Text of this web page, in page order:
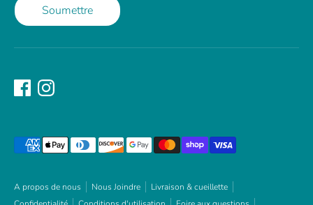
Soumettre
A propos de nous Nous Joindre
Livraison & cueillette
Méthodes
de
acceptées